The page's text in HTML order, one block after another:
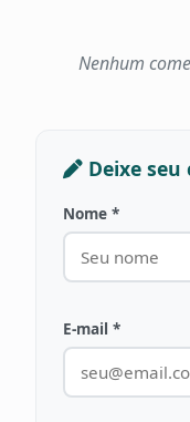
Nenhum
Deixe
Nome *
E-mail *